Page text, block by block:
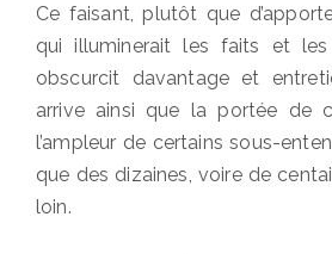
Ce faisant, plutôt que
qui illuminerait les faits et
obscurcit davantage et
arrive ainsi que la portée de
l’ampleur de certains sous-
que des dizaines, voire de
loin.